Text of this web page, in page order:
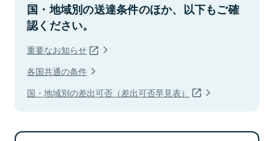
国・地域別の送達条件のほか、以下もご確
認ください。
重要なお知らせ
各国共通の条件
国・地域別の差出可否（差出可否早見表）